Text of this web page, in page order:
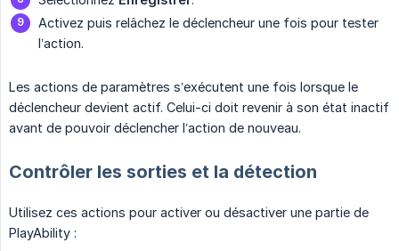
Activez puis relâchez le déclencheur une fois pour tester
l’action.
Les actions de paramètres s’exécutent une fois lorsque le
déclencheur devient actif. Celui-ci doit revenir à son état inactif
avant de pouvoir déclencher l’action de nouveau.
Contrôler les sorties et la détection
Utilisez ces actions pour activer ou désactiver une partie de
PlayAbility :